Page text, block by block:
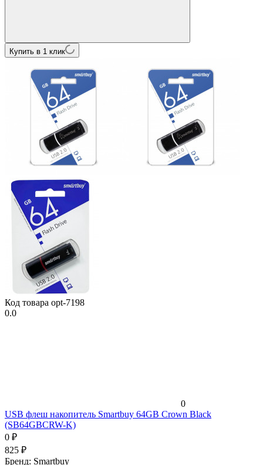
Купить в 1 клик
Код товара opt-7198
0.0
0
USB флеш накопитель Smartbuy 64GB Crown Black
(SB64GBCRW-K)
0 ₽
825 ₽
Бренд: Smartbuy